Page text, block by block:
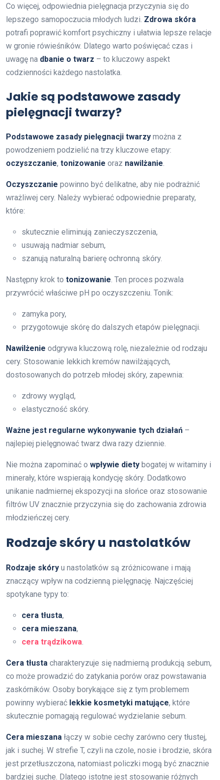
Co więcej, odpowiednia pielęgnacja przyczynia się do
lepszego samopoczucia młodych ludzi. Zdrowa skóra
potrafi poprawić komfort psychiczny i ułatwia lepsze relacje
w gronie rówieśników. Dlatego warto poświęcać czas i
uwagę na dbanie o twarz – to kluczowy aspekt
codzienności każdego nastolatka.
Jakie są podstawowe zasady
pielęgnacji twarzy?
Podstawowe zasady pielęgnacji twarzy można z
powodzeniem podzielić na trzy kluczowe etapy:
oczyszczanie, tonizowanie oraz nawilżanie
Oczyszczanie powinno być delikatne, aby nie podrażnić
wrażliwej cery. Należy wybierać odpowiednie preparaty,
które:
skutecznie eliminują zanieczyszczenia,
usuwają nadmiar sebum,
szanują naturalną barierę ochronną skóry.
Następny krok to tonizowanie . Ten proces pozwala
przywrócić właściwe pH po oczyszczeniu. Tonik:
zamyka pory,
przygotowuje skórę do dalszych etapów pielęgnacji.
Nawilżenie odgrywa kluczową rolę, niezależnie od rodzaju
cery. Stosowanie lekkich kremów nawilżających,
dostosowanych do potrzeb młodej skóry, zapewnia:
zdrowy wygląd,
elastyczność skóry.
Ważne jest regularne wykonywanie tych działań –
najlepiej pielęgnować twarz dwa razy dziennie.
Nie można zapominać o wpływie diety bogatej w witaminy i
minerały, które wspierają kondycję skóry. Dodatkowo
unikanie nadmiernej ekspozycji na słońce oraz stosowanie
filtrów UV znacznie przyczynia się do zachowania zdrowia
młodzieńczej cery.
Rodzaje skóry u nastolatków
Rodzaje skóry u nastolatków są zróżnicowane i mają
znaczący wpływ na codzienną pielęgnację. Najczęściej
spotykane typy to:
cera tłusta,
cera mieszana,
cera trądzikowa
Cera tłusta charakteryzuje się nadmierną produkcją sebum,
co może prowadzić do zatykania porów oraz powstawania
zaskórników. Osoby borykające się z tym problemem
powinny wybierać lekkie kosmetyki matujące, które
skutecznie pomagają regulować wydzielanie sebum.
Cera mieszana łączy w sobie cechy zarówno cery tłustej,
jak i suchej. W strefie T, czyli na czole, nosie i brodzie, skóra
jest przetłuszczona, natomiast policzki mogą być znacznie
bardziej suche. Dlatego istotne jest stosowanie różnych